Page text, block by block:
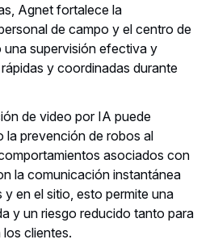
Agnet fortalece la
de campo y el centro de
supervisión efectiva y
y coordinadas durante
de video por IA puede
la prevención de robos al
asociados con
la comunicación instantánea
en el sitio, esto permite una
y un riesgo reducido tanto para
clientes.